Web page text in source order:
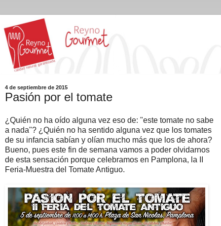
4 de septiembre de 2015
Pasión por el tomate
¿Quién no ha oído alguna vez eso de: "este tomate no sabe
a nada"? ¿Quién no ha sentido alguna vez que los tomates
de su infancia sabían y olían mucho más que los de ahora?
Bueno, pues este fin de semana vamos a poder olvidarnos
de esta sensación porque celebramos en Pamplona, la II
Feria-Muestra del Tomate Antiguo.